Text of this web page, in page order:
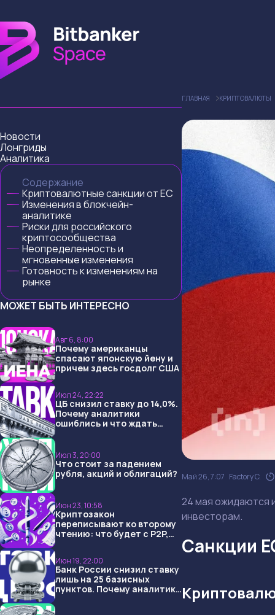
Новости
Лонгриды
Аналитика
Содержание
Криптовалютные санкции от ЕС
Изменения в блокчейн-
аналитике
Риски для российского
криптосообщества
Неопределенность и
мгновенные изменения
Готовность к изменениям на
рынке
МОЖЕТ БЫТЬ ИНТЕРЕСНО
Авг 6, 8:00
Почему американцы
спасают японскую йену и
причем здесь госдолг США
Июл 24, 22:22
ЦБ снизил ставку до 14,0%.
Почему аналитики
ошиблись и что ждать
Июл 3, 20:00
Что стоит за падением
рубля, акций и облигаций?
Июн 23, 10:58
Криптозакон
переписывают ко второму
чтению: что будет с P2P,
Июн 19, 22:00
Банк России снизил ставку
лишь на 25 базисных
пунктов. Почему аналитики
ГЛАВНАЯ КРИПТОВАЛЮТЫ
Май 26, 7:07 Factory C.
24 мая ожидаются
инвесторам.
Санкции